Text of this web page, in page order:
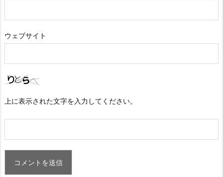
ウェブサイト
上に表示された文字を入力してください。